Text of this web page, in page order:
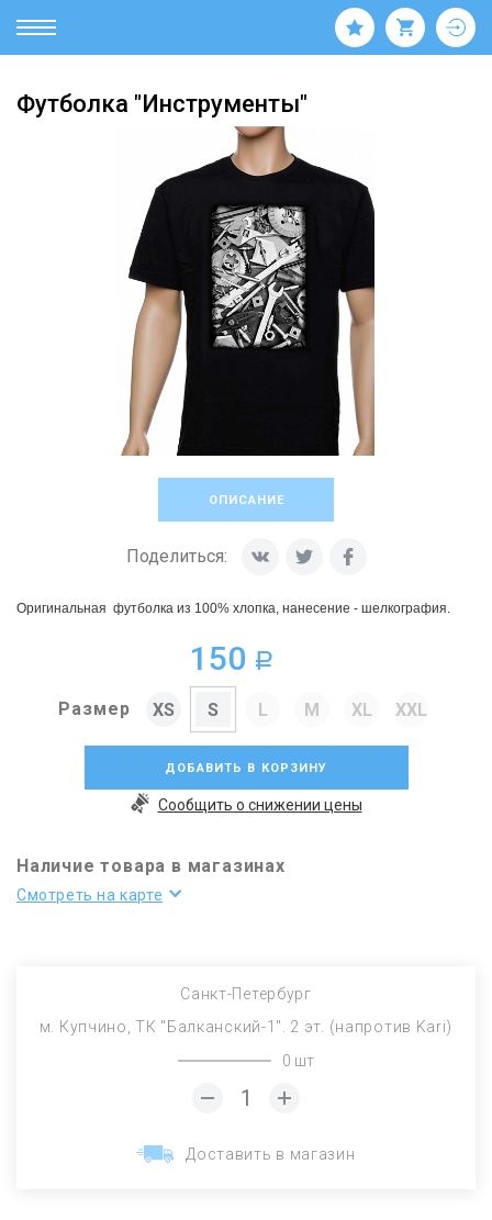
Футболка "Инструменты"
ОПИСАНИЕ
Поделиться:
Оригинальная футболка из 100% хлопка, нанесение - шелкография.
150 a
Размер XS S L M XL XXL
ДОБАВИТЬ В КОРЗИНУ
Сообщить о снижении цены
Наличие товара в магазинах
Смотреть на карте
Санкт-Петербург
м. Купчино, ТК "Балканский-1". 2 эт. (напротив Kari)
0 шт
Доставить в магазин